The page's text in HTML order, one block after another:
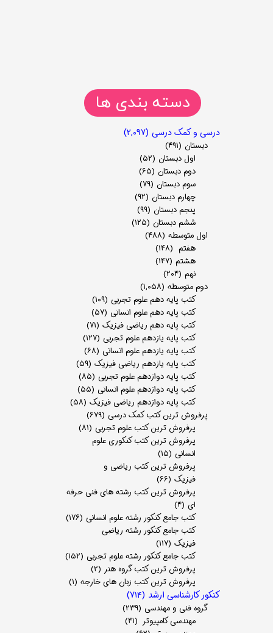
دسته بندی ها
درسی و کمک درسی (۲,۰۹۷)
دبستان (۴۹۱)
اول دبستان (۵۲)
دوم دبستان (۶۵)
سوم دبستان (۷۹)
چهارم دبستان (۹۲)
پنجم دبستان (۹۹)
ششم دبستان (۱۲۵)
اول متوسطه (۴۸۸)
هفتم (۱۴۸)
هشتم (۱۴۷)
نهم (۲۰۴)
دوم متوسطه (۱,۰۵۸)
کتب پایه دهم علوم تجربی (۱۰۹)
کتب پایه دهم علوم انسانی (۵۷)
کتب پایه دهم ریاضی فیزیک (۷۱)
کتب پایه یازدهم علوم تجربی (۱۲۷)
کتب پایه یازدهم علوم انسانی (۶۸)
کتب پایه یازدهم ریاضی فیزیک (۵۹)
کتب پایه دوازدهم علوم تجربی (۸۵)
کتب پایه دوازدهم علوم انسانی (۵۵)
کتب پایه دوازدهم ریاضی فیزیک (۵۸)
پرفروش ترین کتب کمک درسی (۶۷۹)
پرفروش ترین کتب علوم تجربی (۸۱)
پرفروش ترین کتب کنکوری علوم
انسانی (۱۵)
پرفروش ترین کتب ریاضی و
فیزیک (۶۶)
پرفروش ترین کتب رشته های فنی حرفه
ای (۴)
کتب جامع کنکور رشته علوم انسانی (۱۷۶)
کتب جامع کنکور رشته ریاضی
فیزیک (۱۱۷)
کتب جامع کنکور رشته علوم تجربی (۱۵۲)
پرفروش ترین کتب گروه هنر (۲)
پرفروش ترین کتب زبان های خارجه (۱)
کنکور کارشناسی ارشد (۷۱۴)
گروه فنی و مهندسی (۲۳۹)
مهندسی کامپیوتر (۴۱)